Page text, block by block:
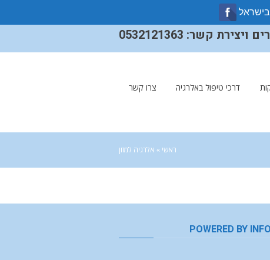
קשר: 0532121363
דרכי טיפול באלרגיה צרו קשר
ראשי » אלרגיה למזון
POWERED BY